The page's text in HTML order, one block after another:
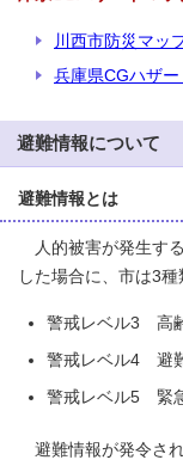
川西市防災マッ
兵庫県CGハザ
避難情報について
避難情報とは
人的被害が発生す
した場合に、市は3種
警戒レベル3 高
警戒レベル4 避
警戒レベル5 緊
避難情報が発令さ